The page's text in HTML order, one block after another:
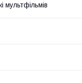
мультфільмів